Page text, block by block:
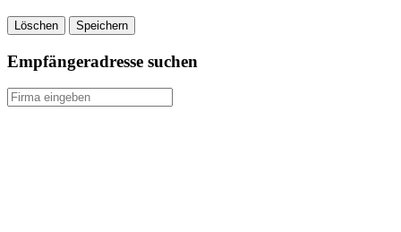
Löschen Speichern
Empfängeradresse suchen